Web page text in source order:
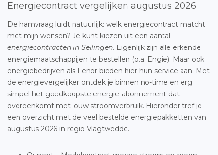
Energiecontract vergelijken augustus 2026
De hamvraag luidt natuurlijk: welk energiecontract matcht
met mijn wensen? Je kunt kiezen uit een aantal
energiecontracten in Sellingen. Eigenlijk zijn alle erkende
energiemaatschappijen te bestellen (o.a. Engie). Maar ook
energiebedrijven als Fenor bieden hier hun service aan. Met
de energievergelijker ontdek je binnen no-time en erg
simpel het goedkoopste energie-abonnement dat
overeenkomt met jouw stroomverbruik. Hieronder tref je
een overzicht met de veel bestelde energiepakketten van
augustus 2026 in regio Vlagtwedde.